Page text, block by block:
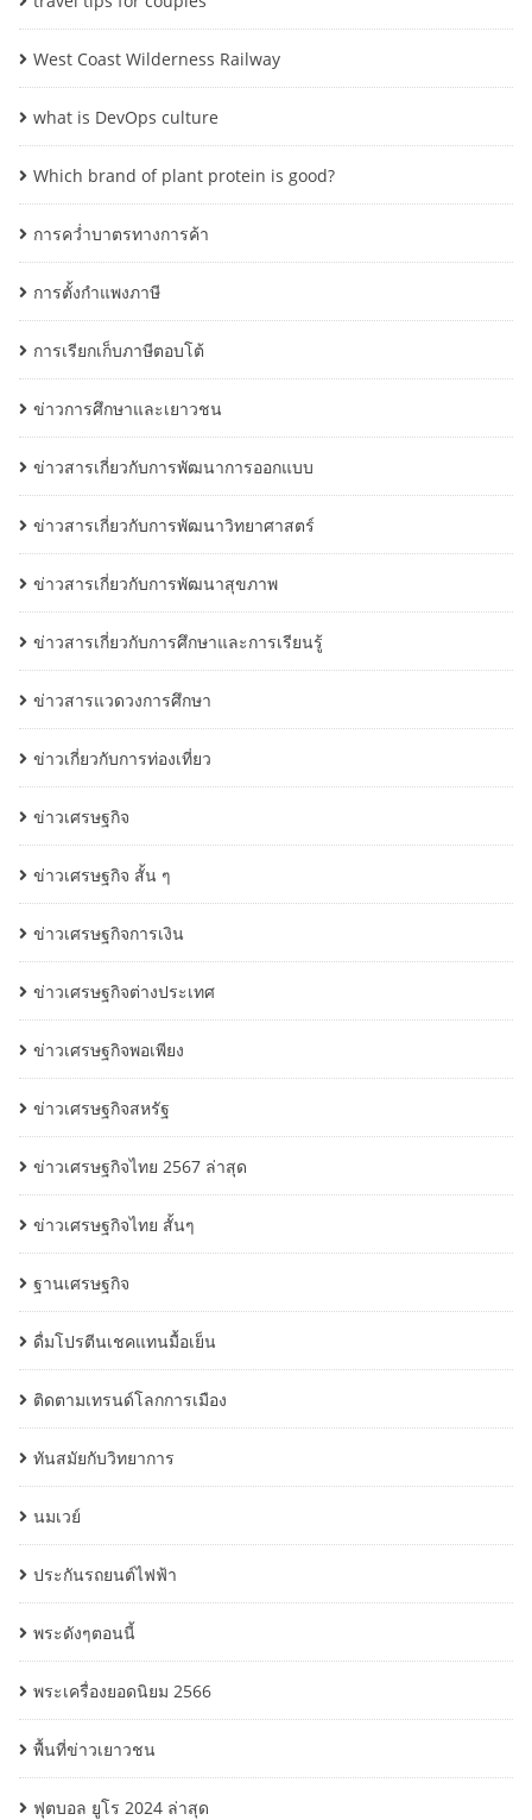
West Coast Wilderness Railway
what is DevOps culture
Which brand of plant protein is good?
การคว่ำบาตรทางการค้า
การตั้งกำแพงภาษี
การเรียกเก็บภาษีตอบโต้
ข่าวการศึกษาและเยาวชน
ข่าวสารเกี่ยวกับการพัฒนาการออกแบบ
ข่าวสารเกี่ยวกับการพัฒนาวิทยาศาสตร์
ข่าวสารเกี่ยวกับการพัฒนาสุขภาพ
ข่าวสารเกี่ยวกับการศึกษาและการเรียนรู้
ข่าวสารแวดวงการศึกษา
ข่าวเกี่ยวกับการท่องเที่ยว
ข่าวเศรษฐกิจ
ข่าวเศรษฐกิจ สั้น ๆ
ข่าวเศรษฐกิจการเงิน
ข่าวเศรษฐกิจต่างประเทศ
ข่าวเศรษฐกิจพอเพียง
ข่าวเศรษฐกิจสหรัฐ
ข่าวเศรษฐกิจไทย 2567 ล่าสุด
ข่าวเศรษฐกิจไทย สั้นๆ
ฐานเศรษฐกิจ
ดื่มโปรตีนเชคแทนมื้อเย็น
ติดตามเทรนด์โลกการเมือง
ทันสมัยกับวิทยาการ
นมเวย์
ประกันรถยนต์ไฟฟ้า
พระดังๆตอนนี้
พระเครื่องยอดนิยม 2566
พื้นที่ข่าวเยาวชน
ฟุตบอล ยูโร 2024 ล่าสุด